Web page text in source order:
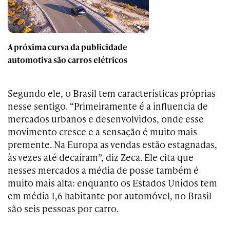
A próxima curva da publicidade
automotiva são carros elétricos
Segundo ele, o Brasil tem características próprias
nesse sentigo. “Primeiramente é a influencia de
mercados urbanos e desenvolvidos, onde esse
movimento cresce e a sensação é muito mais
premente. Na Europa as vendas estão estagnadas,
às vezes até decaíram”, diz Zeca. Ele cita que
nesses mercados a média de posse também é
muito mais alta: enquanto os Estados Unidos tem
em média 1,6 habitante por automóvel, no Brasil
são seis pessoas por carro.